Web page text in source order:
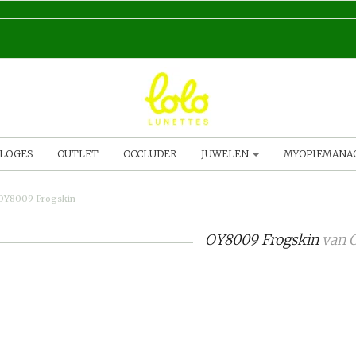
OUTLET OCCLUDER JUWELEN
Frogskin
OY8009 Frogskin van